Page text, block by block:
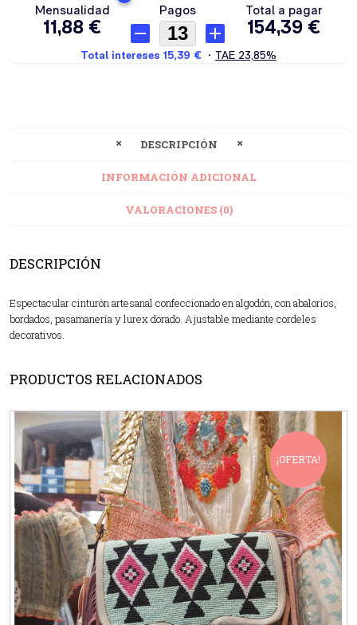
DESCRIPCIÓN
INFORMACIÓN ADICIONAL
VALORACIONES (0)
DESCRIPCIÓN
Espectacular cinturón artesanal confeccionado en algodón, con abalorios,
bordados, pasamanería y lurex dorado. Ajustable mediante cordeles
decorativos.
PRODUCTOS RELACIONADOS
¡OFERTA!